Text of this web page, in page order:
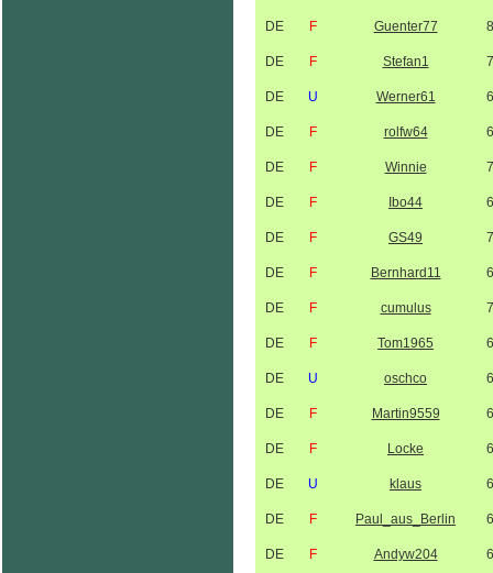
DE F Guenter77
DE F Stefan1
DE U Werner61
DE F rolfw64
DE F Winnie
DE F Ibo44
DE F GS49
DE F Bernhard11
DE F cumulus
DE F Tom1965
DE U oschco
DE F Martin9559
DE F Locke
DE U klaus
DE F Paul_aus_Berlin
DE F Andyw204